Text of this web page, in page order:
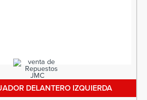
DELANTERO IZQUIERDA